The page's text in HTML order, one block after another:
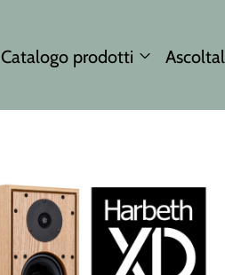
Catalogo prodotti